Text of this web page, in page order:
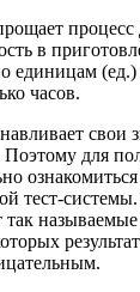
процесс
в
единицам
часов.
свои
Поэтому для
тест-
так
результат